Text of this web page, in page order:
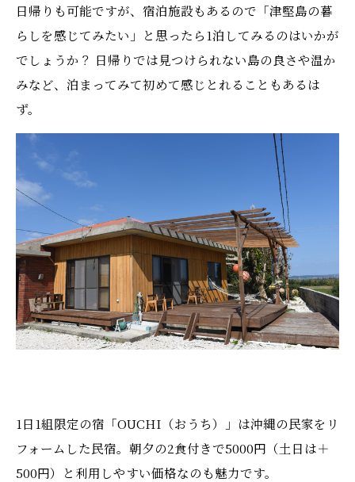
日帰りも可能ですが、宿泊施設もあるので「津堅島の暮
らしを感じてみたい」と思ったら1泊してみるのはいかが
でしょうか？ 日帰りでは見つけられない島の良さや温か
みなど、泊まってみて初めて感じとれることもあるは
ず。
1日1組限定の宿「OUCHI（おうち）」は沖縄の民家をリ
フォームした民宿。朝夕の2食付きで5000円（土日は＋
500円）と利用しやすい価格なのも魅力です。